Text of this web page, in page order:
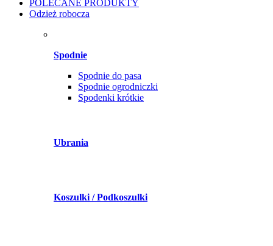
POLECANE PRODUKTY
Odzież robocza
Spodnie
Spodnie do pasa
Spodnie ogrodniczki
Spodenki krótkie
Ubrania
Koszulki / Podkoszulki